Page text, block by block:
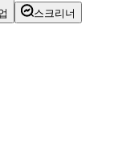
스크리너